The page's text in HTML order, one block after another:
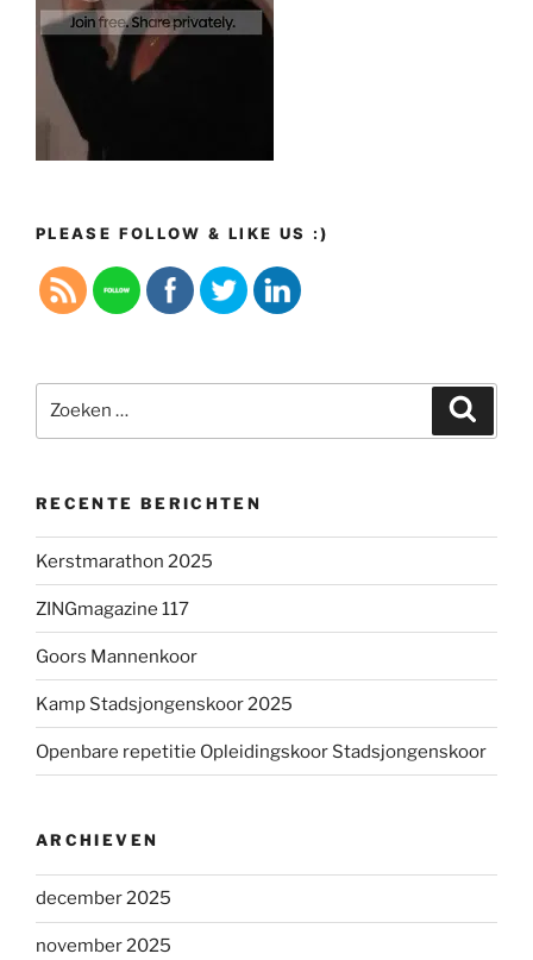
PLEASE FOLLOW & LIKE US :)
naar:
RECENTE BERICHTEN
Kerstmarathon 2025
ZINGmagazine 117
Goors Mannenkoor
Kamp Stadsjongenskoor 2025
Openbare repetitie Opleidingskoor Stadsjongenskoor
ARCHIEVEN
december 2025
november 2025